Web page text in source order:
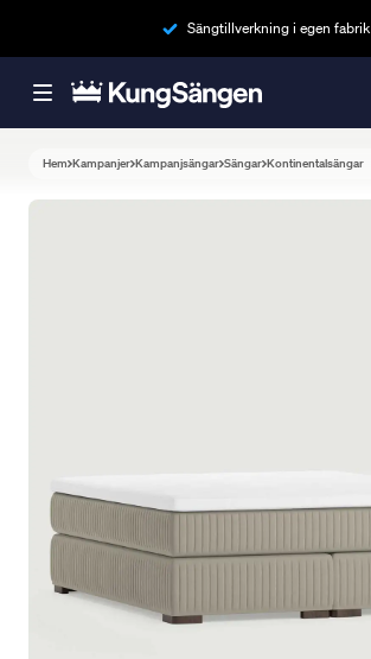
Sängtillverkning i egen fabrik
Hem Kampanjer Kampanjsängar Sängar Kontinentalsängar